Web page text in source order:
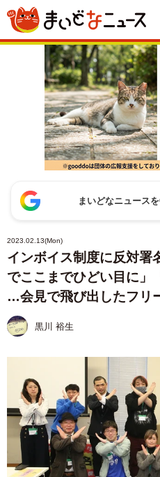
まいどなニュース
2023.02.13(Mon)
インボイス制度に反対
でここまでひどい目に」
…会見で飛び出したフリ
黒川 裕生